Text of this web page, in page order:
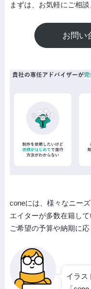
まずは、お気軽にご相
お問い
coneには、様々なニー
エイターが多数在籍して
ご希望の予算や納期に
イラス